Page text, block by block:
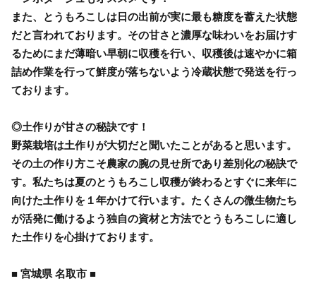
また、とうもろこしは日の出前が実に最も糖度を蓄えた状態
だと言われております。その甘さと濃厚な味わいをお届けす
るためにまだ薄暗い早朝に収穫を行い、収穫後は速やかに箱
詰め作業を行って鮮度が落ちないよう冷蔵状態で発送を行っ
ております。
◎土作りが甘さの秘訣です！
野菜栽培は土作りが大切だと聞いたことがあると思います。
その土の作り方こそ農家の腕の見せ所であり差別化の秘訣で
す。私たちは夏のとうもろこし収穫が終わるとすぐに来年に
向けた土作りを１年かけて行います。たくさんの微生物たち
が活発に働けるよう独自の資材と方法でとうもろこしに適し
た土作りを心掛けております。
■ 宮城県 名取市 ■